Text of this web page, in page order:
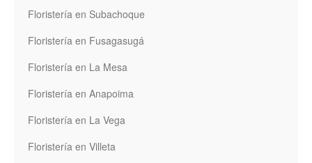
Floristería en Subachoque
Floristería en Fusagasugá
Floristería en La Mesa
Floristería en Anapoima
Floristería en La Vega
Floristería en Villeta